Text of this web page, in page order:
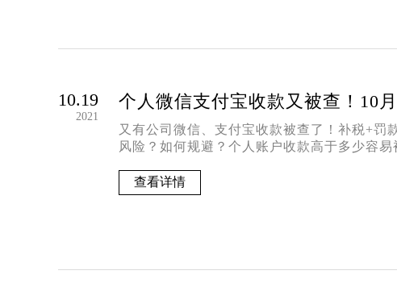
10.19
2021
个人微信支付宝收款又被查！10
又有公司微信、支付宝收款被查了！补税+罚
风险？如何规避？个人账户收款高于多少容易
查看详情